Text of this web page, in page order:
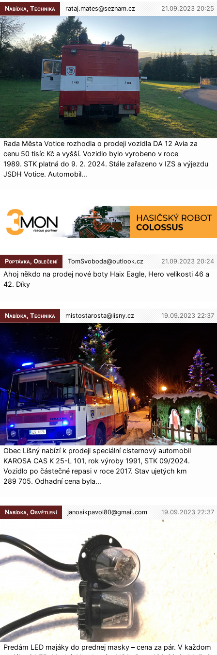
Nabídka, Technika rataj.mates@seznam.cz 21.09.2023 20:25
Rada Města Votice rozhodla o prodeji vozidla DA 12 Avia za
cenu 50 tisíc Kč a vyšší. Vozidlo bylo vyrobeno v roce
1989. STK platná do 9. 2. 2024. Stále zařazeno v IZS a výjezdu
JSDH Votice. Automobil…
Poptávka, Oblečení TomSvoboda@outlook.cz 21.09.2023 20:24
Ahoj někdo na prodej nové boty Haix Eagle, Hero velikosti 46 a
42. Díky
Nabídka, Technika mistostarosta@lisny.cz 19.09.2023 22:37
Obec Líšný nabízí k prodeji speciální cisternový automobil
KAROSA CAS K 25-L 101, rok výroby 1991, STK 09/2024.
Vozidlo po částečné repasi v roce 2017. Stav ujetých km
289 705. Odhadní cena byla…
Nabídka, Osvětlení janosikpavol80@gmail.com 19.09.2023 22:37
Predám LED majáky do prednej masky – cena za pár. V každom